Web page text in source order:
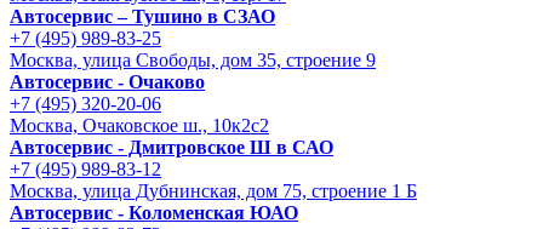
Автосервис – Тушино в СЗАО
+7 (495) 989-83-25
Москва, улица Свободы, дом 35, строение 9
Автосервис - Очаково
+7 (495) 320-20-06
Москва, Очаковское ш., 10к2с2
Автосервис - Дмитровское Ш в САО
+7 (495) 989-83-12
Москва, улица Дубнинская, дом 75, строение 1 Б
Автосервис - Коломенская ЮАО